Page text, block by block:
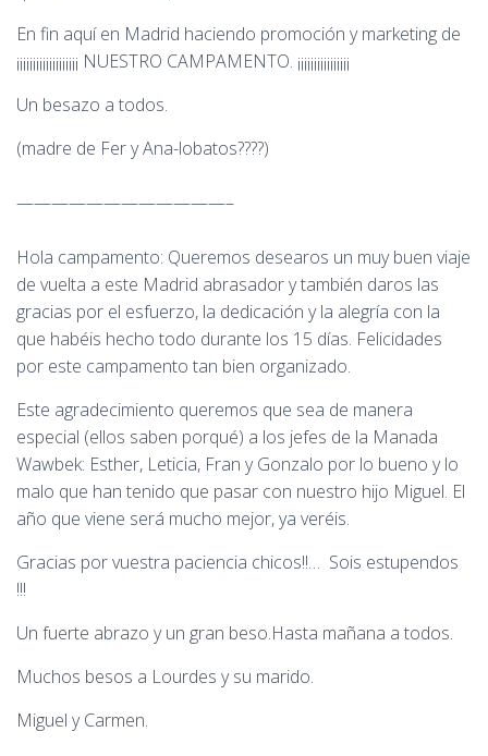
En fin aquí en Madrid haciendo promoción y marketing de
¡¡¡¡¡¡¡¡¡¡¡¡¡¡¡¡¡¡¡ NUESTRO CAMPAMENTO. ¡¡¡¡¡¡¡¡¡¡¡¡¡¡¡¡
Un besazo a todos.
(madre de Fer y Ana-lobatos????)
————————————–
Hola campamento: Queremos desearos un muy buen viaje
de vuelta a este Madrid abrasador y también daros las
gracias por el esfuerzo, la dedicación y la alegría con la
que habéis hecho todo durante los 15 días. Felicidades
por este campamento tan bien organizado.
Este agradecimiento queremos que sea de manera
especial (ellos saben porqué) a los jefes de la Manada
Wawbek: Esther, Leticia, Fran y Gonzalo por lo bueno y lo
malo que han tenido que pasar con nuestro hijo Miguel. El
año que viene será mucho mejor, ya veréis.
Gracias por vuestra paciencia chicos!!… Sois estupendos
!!!
Un fuerte abrazo y un gran beso.Hasta mañana a todos.
Muchos besos a Lourdes y su marido.
Miguel y Carmen.